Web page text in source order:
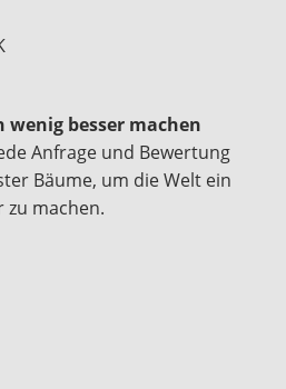
wenig besser machen
Anfrage und Bewertung
Bäume, um die Welt ein
zu machen.